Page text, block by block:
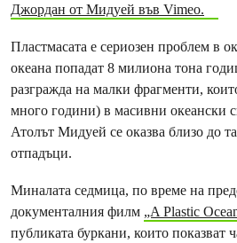
Джордан от Мидуей във Vimeo.
Пластмасата е сериозен проблем в
океана попадат 8 милиона тона
разгражда на малки фрагменти,
много години) в масивни океански
Атолът Мидуей се оказва близо до
отпадъци.
Миналата седмица, по време на
документалния филм „A Plastic
публиката буркани, които показват